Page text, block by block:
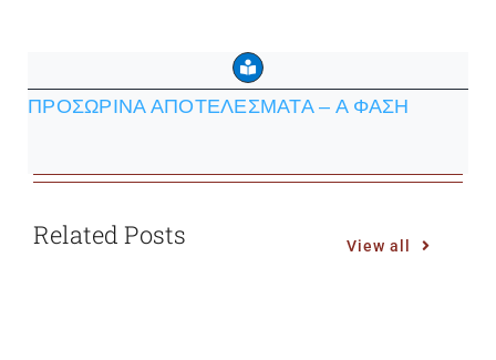
ΠΡΟΣΩΡΙΝΑ ΑΠΟΤΕΛΕΣΜΑΤΑ – Α ΦΑΣΗ
Related Posts View all